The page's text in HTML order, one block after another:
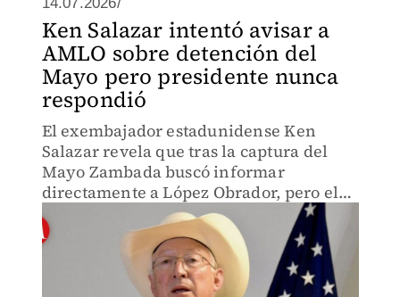
Ken Salazar intentó avisar a
AMLO sobre detención del
Mayo pero presidente nunca
respondió
El exembajador estadunidense Ken
Salazar revela que tras la captura del
Mayo Zambada buscó informar
directamente a López Obrador, pero el
gobierno mexicano nunca respondió.
¿Qué información crítica no llegó a